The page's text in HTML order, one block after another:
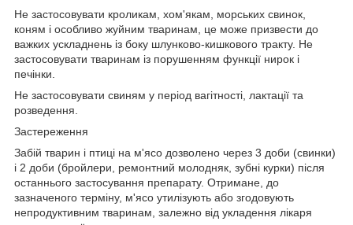
Не застосовувати кроликам, хом'якам, морських свинок,
коням і особливо жуйним тваринам, це може призвести до
важких ускладнень із боку шлунково-кишкового тракту. Не
застосовувати тваринам із порушенням функції нирок і
печінки.
Не застосовувати свиням у період вагітності, лактації та
розведення.
Застереження
Забій тварин і птиці на м'ясо дозволено через 3 доби (свинки)
і 2 доби (бройлери, ремонтний молодняк, зубні курки) після
останнього застосування препарату. Отримане, до
зазначеного терміну, м'ясо утилізують або згодовують
непродуктивним тваринам, залежно від укладення лікаря